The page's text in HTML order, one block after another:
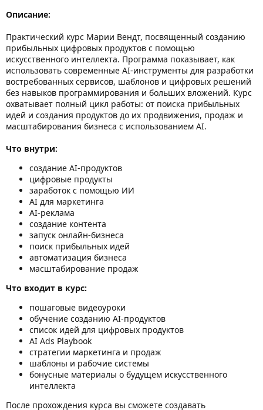
Описание:
Практический курс Марии Вендт, посвященный созданию
прибыльных цифровых продуктов с помощью
искусственного интеллекта. Программа показывает, как
использовать современные AI-инструменты для разработки
востребованных сервисов, шаблонов и цифровых решений
без навыков программирования и больших вложений. Курс
охватывает полный цикл работы: от поиска прибыльных
идей и создания продуктов до их продвижения, продаж и
масштабирования бизнеса с использованием AI.
Что внутри:
создание AI-продуктов
цифровые продукты
заработок с помощью ИИ
AI для маркетинга
AI-реклама
создание контента
запуск онлайн-бизнеса
поиск прибыльных идей
автоматизация бизнеса
масштабирование продаж
Что входит в курс:
пошаговые видеоуроки
обучение созданию AI-продуктов
список идей для цифровых продуктов
AI Ads Playbook
стратегии маркетинга и продаж
шаблоны и рабочие системы
бонусные материалы о будущем искусственного
интеллекта
После прохождения курса вы сможете создавать